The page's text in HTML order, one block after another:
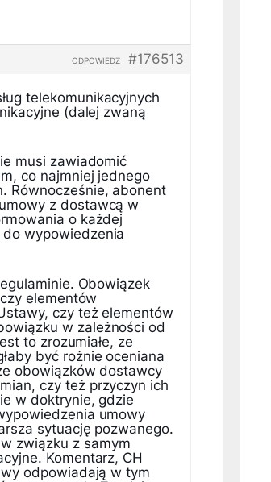
#176513
ODPOWIEDZ
telekomunikacyjnych
(dalej zwaną
musi zawiadomić
co najmniej jednego
Równocześnie, abonent
z dostawcą w
o każdej
wypowiedzenia
Obowiązek
elementów
czy też elementów
w zależności od
to zrozumiałe, ze
być rożnie oceniana
obowiązków dostawcy
czy też przyczyn ich
w doktrynie, gdzie
umowy
sytuację pozwanego.
związku z samym
Komentarz, CH
odpowiadają w tym